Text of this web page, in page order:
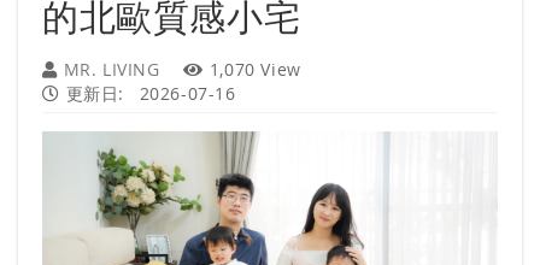
的北歐質感小宅
MR. LIVING
1,070 View
更新日:
2026-07-16